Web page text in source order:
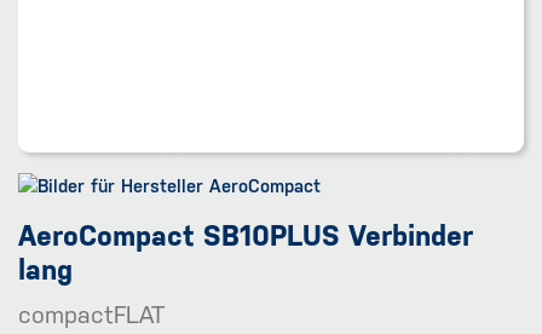
AeroCompact SB10PLUS Verbinder
lang
compactFLAT